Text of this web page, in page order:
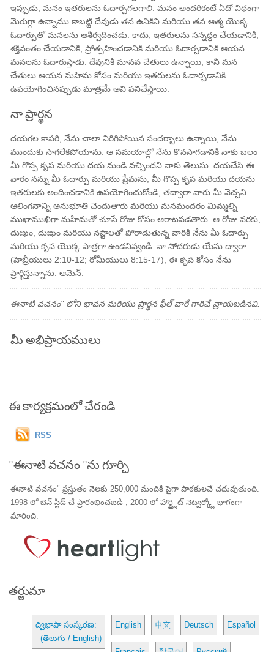
ఇప్పుడు, మనం ఇతరులను ఓదార్చగలగాలి. మనం అందరికంటే ఏదో విధంగా
మెరుగ్గా ఉన్నాము కాబట్టి దేవుడు తన ఉనికిని మరియు తన ఆత్మ యొక్క
ఓదార్పుతో మనలను ఆశీర్వదించడు. కాదు, ఇతరులను సన్నద్ధం చేయడానికి,
శక్తివంతం చేయడానికి, ప్రోత్సహించడానికి మరియు ఓదార్చడానికి ఆయన
మనలను ఓదారుస్తాడు. దేవునికి మానవ చేతులు ఉన్నాయి, కానీ మన
చేతులు ఆయన మహిమ కోసం మరియు ఇతరులను ఓదార్చడానికి
ఉపయోగించినప్పుడు మాత్రమే అవి పనిచేస్తాయి.
నా ప్రార్థన
దయగల కాపరి, నేను చాలా విరిగిపోయిన సందర్భాలు ఉన్నాయి, నేను
ముందుకు సాగలేకపోయాను. ఆ సమయాల్లో నేను కొనసాగడానికి నాకు బలం
మీ గొప్ప కృప మరియు దయ నుండి వచ్చిందని నాకు తెలుసు. దయచేసి ఈ
వారం నన్ను మీ ఓదార్పు మరియు ప్రేమను, మీ గొప్ప కృప మరియు దయను
ఇతరులకు అందించడానికి ఉపయోగించుకోండి, తద్వారా వారు మీ వెచ్చని
ఆలింగనాన్ని అనుభూతి చెందుతారు మరియు మనమందరం మిమ్మల్ని
ముఖాముఖిగా మహిమతో చూసే రోజు కోసం ఆరాటపడతారు. ఆ రోజు వరకు,
దుఃఖం, దుఃఖం మరియు నష్టాలతో పోరాడుతున్న వారికి నేను మీ ఓదార్పు
మరియు కృప యొక్క పాత్రగా ఉండనివ్వండి. నా సోదరుడు యేసు ద్వారా
(హెబ్రీయులు 2:10-12; రోమీయులు 8:15-17), ఈ కృప కోసం నేను
ప్రార్థిస్తున్నాను. ఆమెన్.
ఈనాటి వచనం" లోని భావన మరియు ప్రార్థన ఫీల్ వారే గారిచే వ్రాయబడినవి.
మీ అభిప్రాయములు
ఈ కార్యక్రమంలో చేరండి
RSS
"ఈనాటి వచనం "ను గూర్చి
ఈనాటి వచనం" ప్రస్తుతం నెలకు 250,000 మందికి పైగా పాఠకులచే చదువుతుంది.
1998 లో బెన్ స్టీడ్ చే ప్రారంభించబడి , 2000 లో హార్ట్లైట్ నెట్వర్క్లో భాగంగా
మారింది.
తర్జుమా
ద్విభాషా సంస్కరణ:
(తెలుగు / English)
English 中文 Deutsch Español